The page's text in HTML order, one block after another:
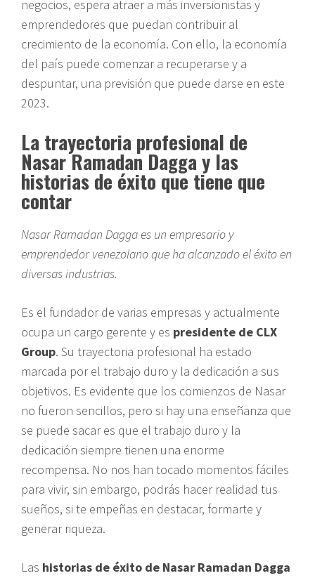
negocios, espera atraer a más inversionistas y
emprendedores que puedan contribuir al
crecimiento de la economía. Con ello, la economía
del país puede comenzar a recuperarse y a
despuntar, una previsión que puede darse en este
2023.
La trayectoria profesional de
Nasar Ramadan Dagga y las
historias de éxito que tiene que
contar
Nasar Ramadan Dagga es un empresario y
emprendedor venezolano que ha alcanzado el éxito en
diversas industrias.
Es el fundador de varias empresas y actualmente
ocupa un cargo gerente y es presidente de CLX
Group. Su trayectoria profesional ha estado
marcada por el trabajo duro y la dedicación a sus
objetivos. Es evidente que los comienzos de Nasar
no fueron sencillos, pero si hay una enseñanza que
se puede sacar es que el trabajo duro y la
dedicación siempre tienen una enorme
recompensa. No nos han tocado momentos fáciles
para vivir, sin embargo, podrás hacer realidad tus
sueños, si te empeñas en destacar, formarte y
generar riqueza.
Las historias de éxito de Nasar Ramadan Dagga